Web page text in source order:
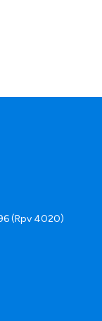
(Rpv 4020)